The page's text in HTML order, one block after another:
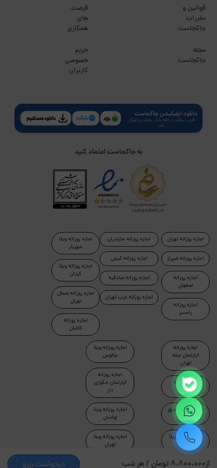
از8،800،000 تومان / هر شب درخواست رزرو
قوانین و
مقررات
جاکجاست
مجله
جاکجاست
فرصت
های
همکاری
حریم
خصوصی
کاربران
دانلود اپلیکیشن جاکجاست
قابل دریافت از کافه بازار، مایکت و گوگل
پلی
به جاکجاست اعتماد کنید
اجاره روزانه تهران
اجاره روزانه شیراز
اجاره روزانه
اصفهان
اجاره روزانه
رامسر
اجاره روزانه مازندران
اجاره روزانه کیش
اجاره روزانه صادقیه
اجاره روزانه غرب تهران
اجاره روزانه ویلا
شهریار
اجاره روزانه ویلا
کردان
اجاره روزانه شمال
تهران
اجاره روزانه
کاشان
اجاره روزانه
آپارتمان مبله
تهران
اجاره روزانه
ماسال
اجاره روزانه شرق
تهران
اجاره روزانه ویلا
دماوند
اجاره روزانه ویلا
چالوس
اجاره روزانه
آپارتمان جکوزی
دار
اجاره روزانه ویلا
لواسان
اجاره روزانه ویلا
تهران